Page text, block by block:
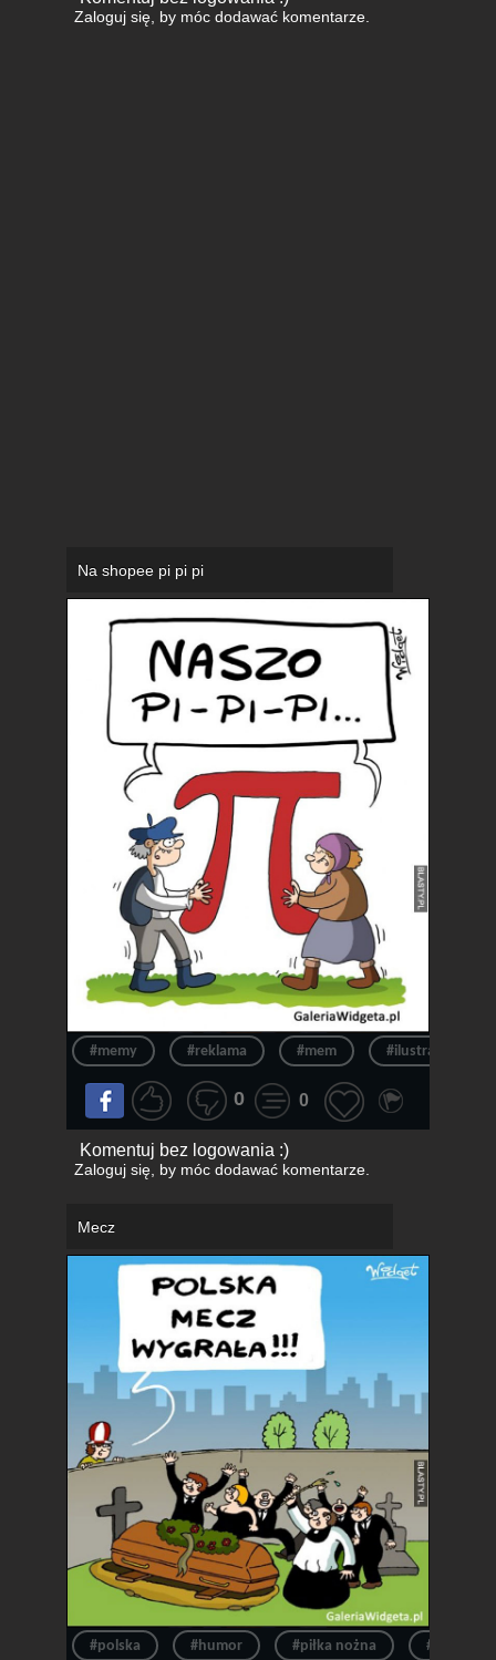
Zaloguj się, by móc dodawać komentarze.
Na shopee pi pi pi
#memy #reklama #mem #ilustracja
0 0
Komentuj bez logowania :)
Zaloguj się, by móc dodawać komentarze.
Mecz
#polska #humor #piłka nożna #śmierć